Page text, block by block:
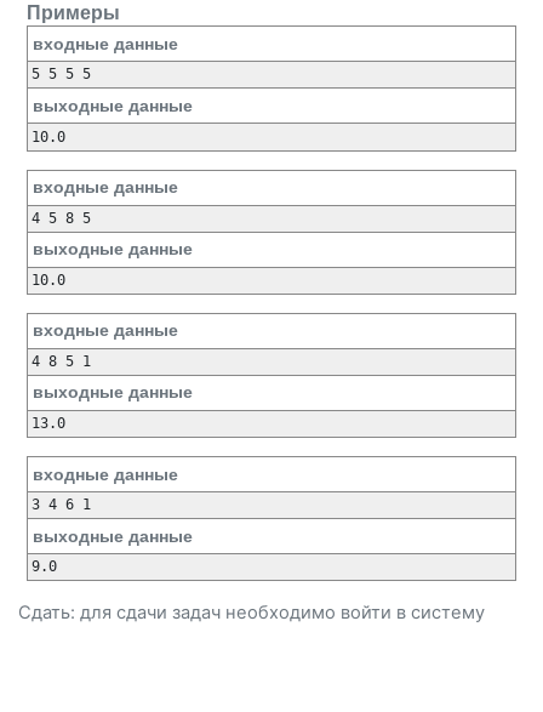
Примеры
входные данные
5 5 5 5
выходные данные
10.0
входные данные
4 5 8 5
выходные данные
10.0
входные данные
4 8 5 1
выходные данные
13.0
входные данные
3 4 6 1
выходные данные
9.0
Сдать: для сдачи задач необходимо войти в систему